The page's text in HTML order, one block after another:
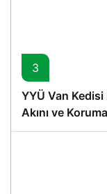
3
YYÜ Van
Akını ve